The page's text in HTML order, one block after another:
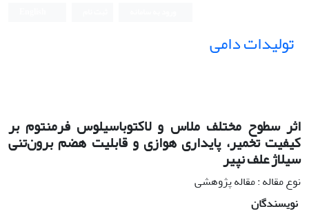
تولیدات دامی
اثر سطوح مختلف ملاس و لاکتوباسیلوس فرمنتوم بر
کیفیت تخمیر، پایداری هوازی و قابلیت هضم برون‌تنی
سیلاژ علف نپیر
نوع مقاله : مقاله پژوهشی
نویسندگان